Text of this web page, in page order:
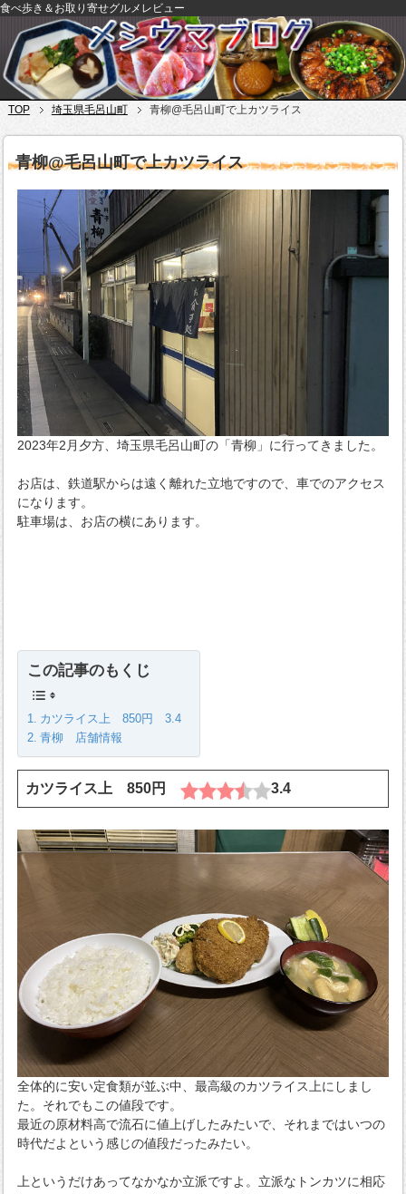
食べ歩き＆お取り寄せグルメレビュー
TOP 埼玉県毛呂山町 青柳@毛呂山町で上カツライス
青柳@毛呂山町で上カツライス
2023年2月夕方、埼玉県毛呂山町の「青柳」に行ってきました。
お店は、鉄道駅からは遠く離れた立地ですので、車でのアクセス
になります。
駐車場は、お店の横にあります。
この記事のもくじ
カツライス上 850円 3.4
青柳 店舗情報
カツライス上 850円 3.4
全体的に安い定食類が並ぶ中、最高級のカツライス上にしまし
た。それでもこの値段です。
最近の原材料高で流石に値上げしたみたいで、それまではいつの
時代だよという感じの値段だったみたい。
上というだけあってなかなか立派ですよ。立派なトンカツに相応